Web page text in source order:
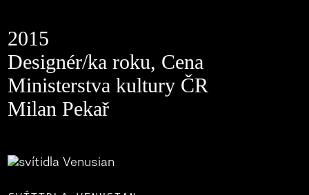
2015
Designér/ka roku, Cena
Ministerstva kultury ČR
Milan Pekař